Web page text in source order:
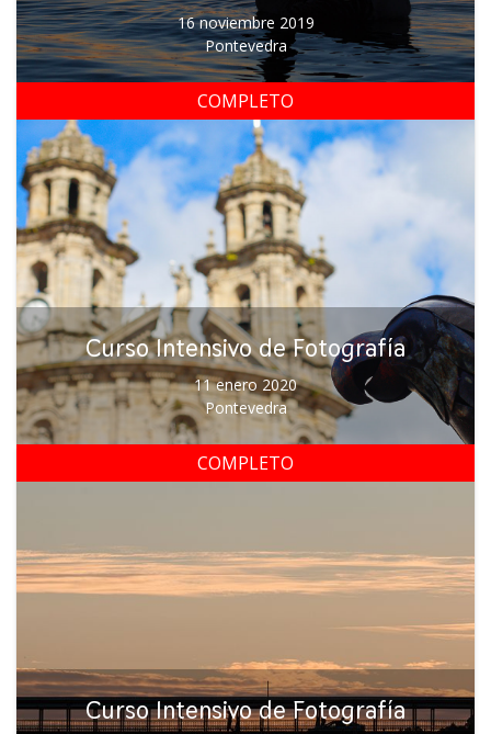
16 noviembre 2019
Pontevedra
COMPLETO
Curso Intensivo de Fotografía
11 enero 2020
Pontevedra
COMPLETO
Curso Intensivo de Fotografía